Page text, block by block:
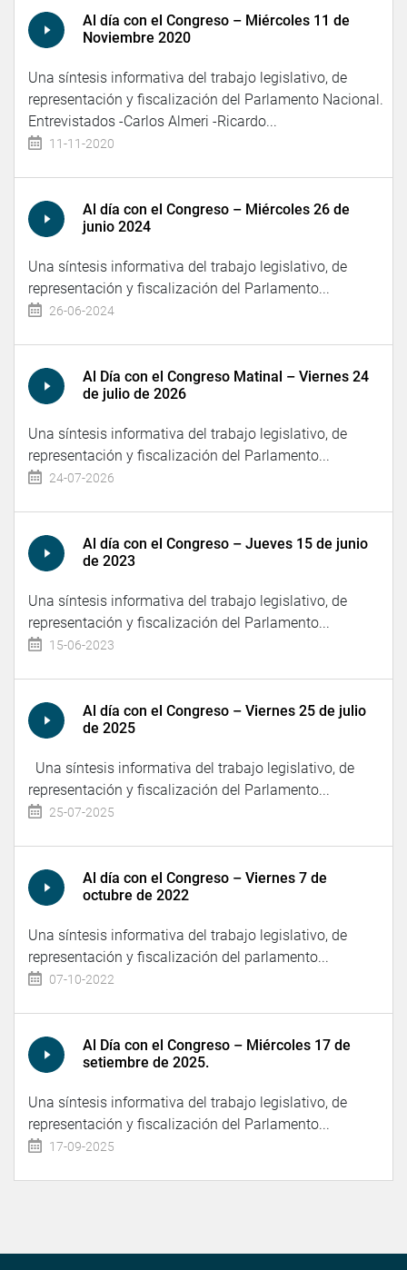
Al día con el Congreso – Miércoles 11 de
Noviembre 2020
Una síntesis informativa del trabajo legislativo, de
representación y fiscalización del Parlamento Nacional.
Entrevistados -Carlos Almeri -Ricardo...
11-11-2020
Al día con el Congreso – Miércoles 26 de
junio 2024
Una síntesis informativa del trabajo legislativo, de
representación y fiscalización del Parlamento...
26-06-2024
Al Día con el Congreso Matinal – Viernes 24
de julio de 2026
Una síntesis informativa del trabajo legislativo, de
representación y fiscalización del Parlamento...
24-07-2026
Al día con el Congreso – Jueves 15 de junio
de 2023
Una síntesis informativa del trabajo legislativo, de
representación y fiscalización del Parlamento...
15-06-2023
Al día con el Congreso – Viernes 25 de julio
de 2025
Una síntesis informativa del trabajo legislativo, de
representación y fiscalización del Parlamento...
25-07-2025
Al día con el Congreso – Viernes 7 de
octubre de 2022
Una síntesis informativa del trabajo legislativo, de
representación y fiscalización del parlamento...
07-10-2022
Al Día con el Congreso – Miércoles 17 de
setiembre de 2025.
Una síntesis informativa del trabajo legislativo, de
representación y fiscalización del Parlamento...
17-09-2025